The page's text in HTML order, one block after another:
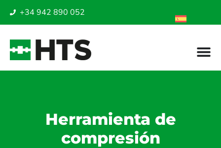
+34 942 890 052
Herramienta de
compresión